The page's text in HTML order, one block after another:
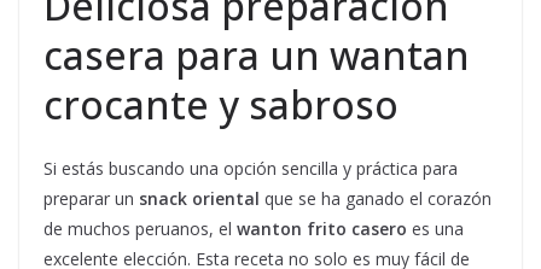
casera para un wantan
crocante y sabroso
Si estás buscando una opción sencilla y práctica para
preparar un snack oriental que se ha ganado el corazón
de muchos peruanos, el wanton frito casero es una
excelente elección. Esta receta no solo es muy fácil de